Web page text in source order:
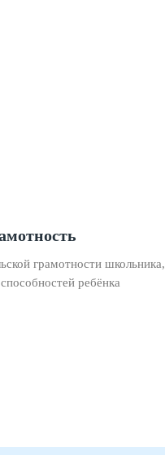
грамотности школьника,
ребёнка